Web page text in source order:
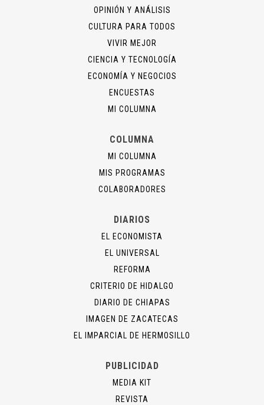
OPINIÓN Y ANÁLISIS
CULTURA PARA TODOS
VIVIR MEJOR
CIENCIA Y TECNOLOGÍA
ECONOMÍA Y NEGOCIOS
ENCUESTAS
MI COLUMNA
COLUMNA
MI COLUMNA
MIS PROGRAMAS
COLABORADORES
DIARIOS
EL ECONOMISTA
EL UNIVERSAL
REFORMA
CRITERIO DE HIDALGO
DIARIO DE CHIAPAS
IMAGEN DE ZACATECAS
EL IMPARCIAL DE HERMOSILLO
PUBLICIDAD
MEDIA KIT
REVISTA